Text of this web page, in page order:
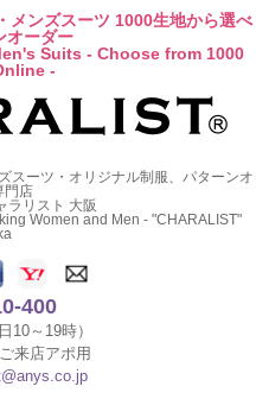
メンズスーツ 1000生地から選べ
オーダー
Suits - Choose from 1000
-
スーツ・オリジナル制服、パターンオ
門店
ラリスト 大阪
Women and Men - "CHARALIST"
400
10～19時）
来店アポ用